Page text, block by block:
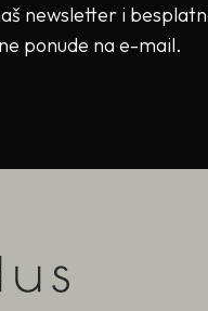
newsletter i
ponude na e-mail.